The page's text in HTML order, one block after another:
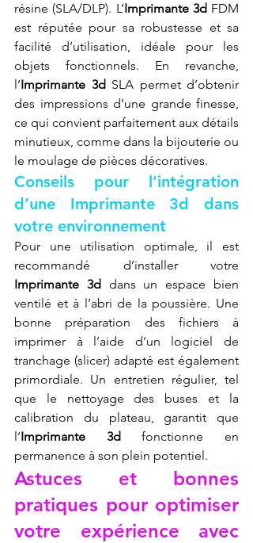
résine (SLA/DLP). L’Imprimante 3d FDM
est réputée pour sa robustesse et sa
facilité d’utilisation, idéale pour les
objets fonctionnels. En revanche,
l’Imprimante 3d SLA permet d’obtenir
des impressions d’une grande finesse,
ce qui convient parfaitement aux détails
minutieux, comme dans la bijouterie ou
le moulage de pièces décoratives.
Conseils pour l’intégration
d’une Imprimante 3d dans
votre environnement
Pour une utilisation optimale, il est
Imprimante 3d dans un espace bien
ventilé et à l’abri de la poussière. Une
bonne préparation des fichiers à
imprimer à l’aide d’un logiciel de
tranchage (slicer) adapté est également
primordiale. Un entretien régulier, tel
que le nettoyage des buses et la
calibration du plateau, garantit que
l’Imprimante 3d fonctionne en
permanence à son plein potentiel.
Astuces et bonnes
pratiques pour optimiser
votre expérience avec